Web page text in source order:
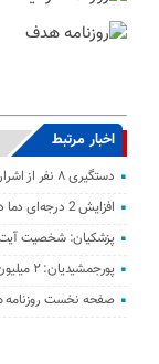
اخبار مرتبط
دستگیری ۸ نفر از اشرار مسلح شاخص و مرتبطین گروهک‌های تروریستی
افزایش 2 درجه‌ای دما در برخی مناطق/ هوای معتدل در نوار شمالی ایران
پزشکیان: شخصیت
پورجمشیدیان: ۲ میلیون و ۸۲۸ هزار زائر اربعین به کشور بازگشتند
صفحه نخست روزنامه ها/